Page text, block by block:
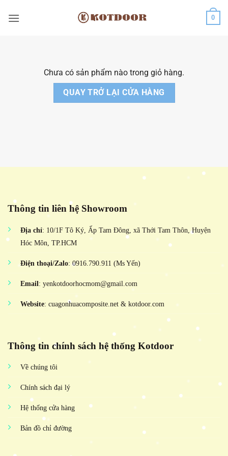
qua
0
Chưa có sản phẩm nào trong giỏ hàng.
QUAY TRỞ LẠI CỬA HÀNG
Thông tin liên hệ Showroom
Địa chỉ: 10/1F Tô Ký, Ấp Tam Đông, xã Thới Tam Thôn, Huyện
Hóc Môn, TP.HCM
Điện thoại/Zalo: 0916.790.911 (Ms Yến)
Email: yenkotdoorhocmom@gmail.com
Website: cuagonhuacomposite.net & kotdoor.com
Thông tin chính sách hệ thống Kotdoor
Về chúng tôi
Chính sách đại lý
Hệ thống cửa hàng
Bản đồ chỉ đường